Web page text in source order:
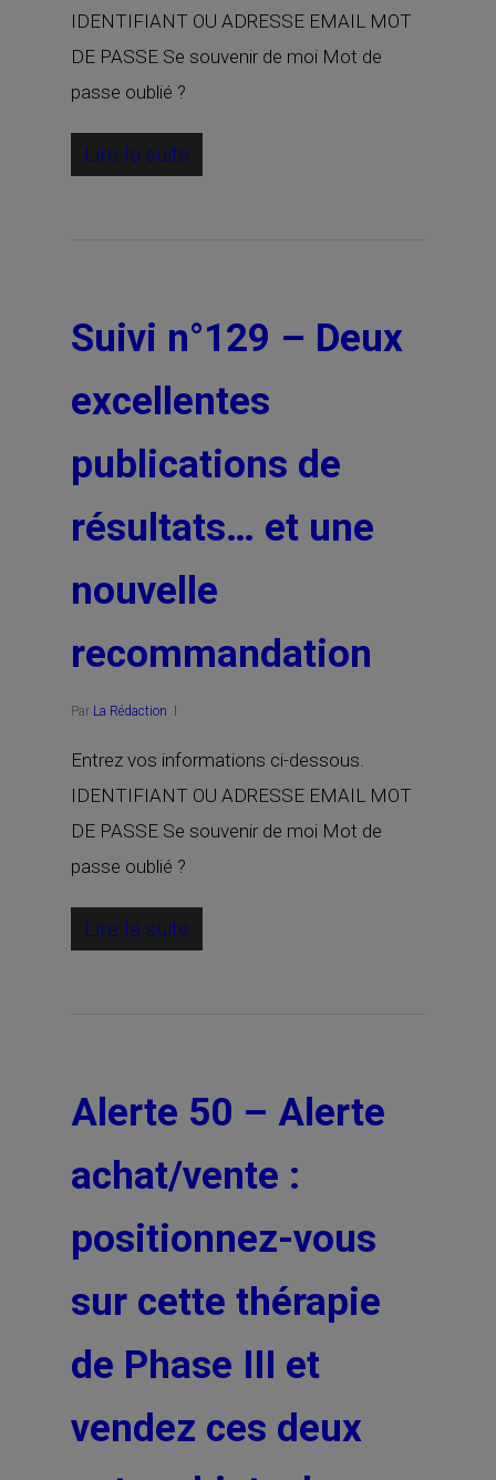
IDENTIFIANT OU ADRESSE EMAIL MOT
DE PASSE Se souvenir de moi Mot de
passe oublié ?
Lire la suite
Suivi n°129 – Deux
excellentes
publications de
résultats… et une
nouvelle
recommandation
Par La Rédaction
Entrez vos informations ci-dessous.
IDENTIFIANT OU ADRESSE EMAIL MOT
DE PASSE Se souvenir de moi Mot de
passe oublié ?
Lire la suite
Alerte 50 – Alerte
achat/vente :
positionnez-vous
sur cette thérapie
de Phase III et
vendez ces deux